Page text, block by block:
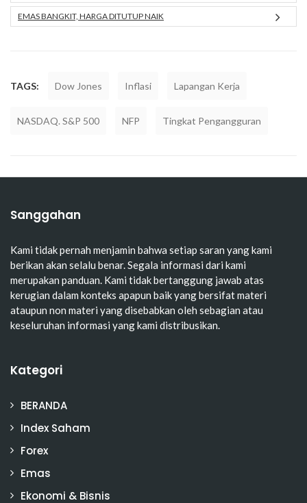
EMAS BANGKIT, HARGA DITUTUP NAIK
TAGS: Dow Jones Inflasi Lapangan Kerja
NASDAQ. S&P 500 NFP Tingkat Pengangguran
Sanggahan
Kami tidak pernah menjamin bahwa setiap saran yang kami
berikan akan selalu benar. Segala informasi dari kami
merupakan panduan. Kami tidak bertanggung jawab atas
kerugian dalam konteks apapun baik yang bersifat materi
ataupun non materi yang disebabkan oleh sebagian atau
keseluruhan informasi yang kami distribusikan.
Kategori
BERANDA
Index Saham
Forex
Emas
Ekonomi & Bisnis